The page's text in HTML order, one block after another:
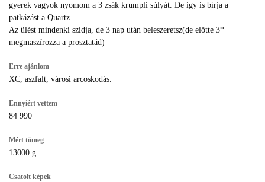
gyerek vagyok nyomom a 3 zsák krumpli súlyát. De így is bírja a
patkázást a Quartz.
Az ülést mindenki szidja, de 3 nap után beleszeretsz(de előtte 3*
megmaszírozza a prosztatád)
Erre ajánlom
XC, aszfalt, városi arcoskodás.
Ennyiért vettem
84 990
Mért tömeg
13000 g
Csatolt képek